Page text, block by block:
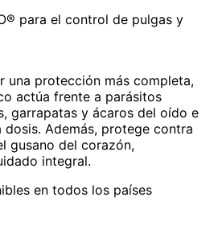
para el control de pulgas y
una protección más completa,
actúa frente a parásitos
garrapatas y ácaros del oído e
dosis. Además, protege contra
gusano del corazón,
integral.
en todos los países